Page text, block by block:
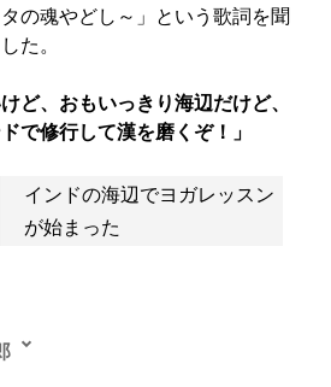
の魂やどし～」という歌詞を聞
た。
ど、おもいっきり海辺だけど、
で修行して漢を磨くぞ！」
インドの海辺でヨガレッスン
が始まった